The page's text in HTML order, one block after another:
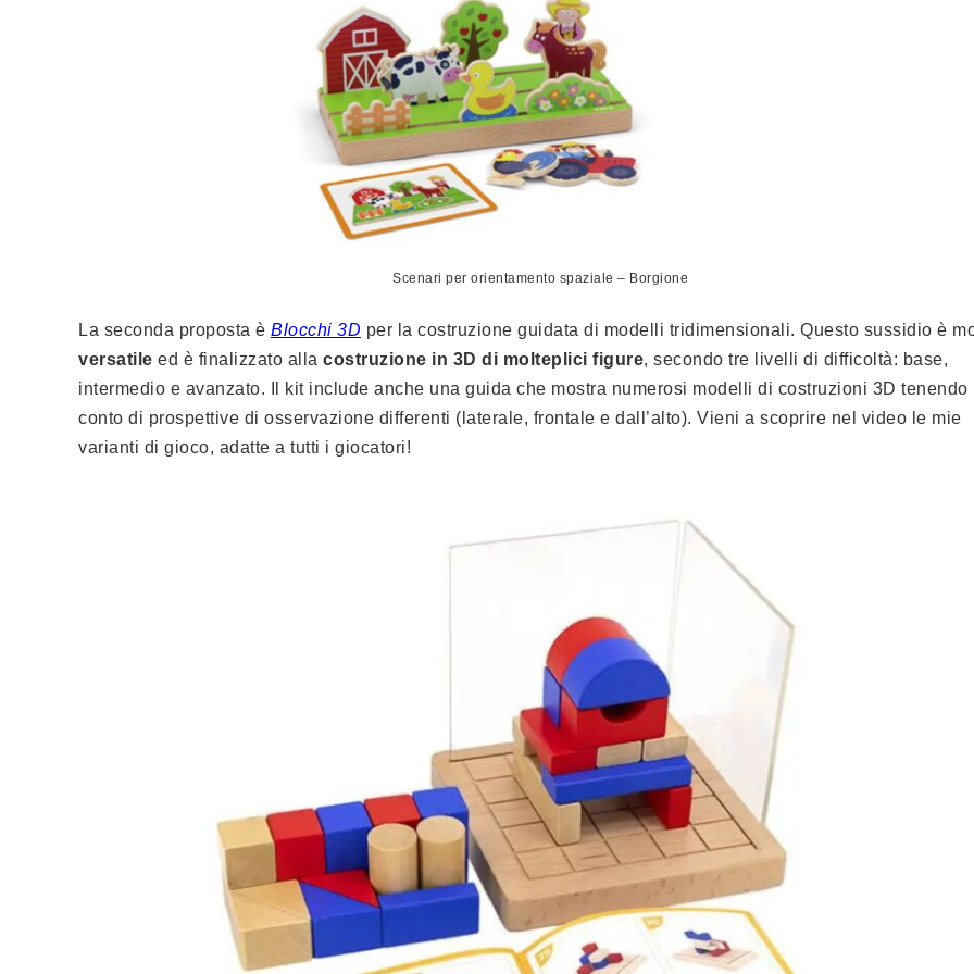
Scenari per orientamento spaziale – Borgione
La seconda proposta è Blocchi 3D per la costruzione guidata di modelli tridimensionali. Questo sussidio è
versatile ed è finalizzato alla costruzione in 3D di molteplici figure, secondo tre livelli di difficoltà: base,
intermedio e avanzato. Il kit include anche una guida che mostra numerosi modelli di costruzioni 3D tenendo
conto di prospettive di osservazione differenti (laterale, frontale e dall’alto). Vieni a scoprire nel video le mie
varianti di gioco, adatte a tutti i giocatori!